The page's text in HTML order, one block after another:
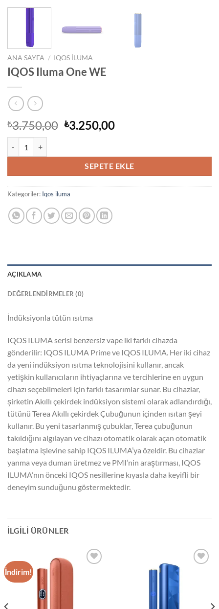
ANA SAYFA / IQOS ILUMA
IQOS Iluma One WE
₺3.750,00 Orijinal
₺3.250,00Şu
₺3.250,00.
SEPETE EKLE
Kategoriler: Iqos iluma
AÇIKLAMA
DEĞERLENDIRMELER (0)
İndüksiyonla tütün ısıtma
IQOS ILUMA serisi benzersiz vape iki farklı cihazda
gönderilir: IQOS ILUMA Prime ve IQOS ILUMA. Her iki cihaz
da yeni indüksiyon ısıtma teknolojisini kullanır, ancak
yetişkin kullanıcıların ihtiyaçlarına ve tercihlerine en uygun
cihazı seçebilmeleri için farklı tasarımlar sunar. Bu cihazlar,
şirketin Akıllı çekirdek indüksiyon sistemi olarak adlandırdığı,
tütünü Terea Akıllı çekirdek Çubuğunun içinden ısıtan şeyi
kullanır. Bu yeni tasarlanmış çubuklar, Terea çubuğunun
takıldığını algılayan ve cihazı otomatik olarak açan otomatik
başlatma işlevine sahip IQOS ILUMA’ya özeldir. Bu cihazlar
yanma veya duman üretmez ve PMI’nin araştırması, IQOS
ILUMA’nın önceki IQOS nesillerine kıyasla daha keyifli bir
deneyim sunduğunu göstermektedir.
İLGILI ÜRÜNLER
İndirim!